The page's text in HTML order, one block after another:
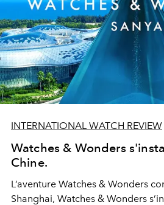
INTERNATIONAL WATCH REVIEW
Watches & Wonders
Chine.
L’aventure Watches & Wonders
Shanghai, Watches & Wonders